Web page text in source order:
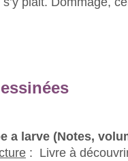
a larve (Notes,
: Livre à